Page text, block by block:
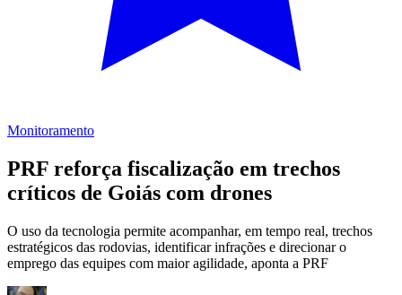
Monitoramento
PRF reforça fiscalização em trechos
críticos de Goiás com drones
O uso da tecnologia permite acompanhar, em tempo real, trechos
estratégicos das rodovias, identificar infrações e direcionar o
emprego das equipes com maior agilidade, aponta a PRF